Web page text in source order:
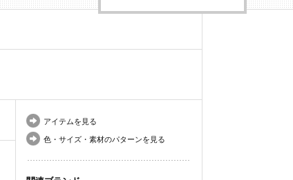
アイテムを見る
色・サイズ・素材のパターンを見る